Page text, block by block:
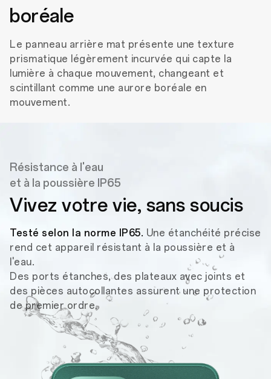
boréale
Le panneau arrière mat présente une texture
prismatique légèrement incurvée qui capte la
lumière à chaque mouvement, changeant et
scintillant comme une aurore boréale en
mouvement.
Résistance à l'eau
et à la poussière IP65
Vivez votre vie, sans soucis
Testé selon la norme IP65. Une étanchéité précise
rend cet appareil résistant à la poussière et à
l'eau.
Des ports étanches, des plateaux avec joints et
des pièces autocollantes assurent une protection
de premier ordre.